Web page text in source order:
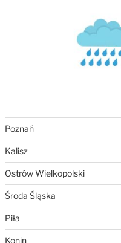
Poznań
Kalisz
Ostrów Wielkopolski
Środa Śląska
Piła
Konin